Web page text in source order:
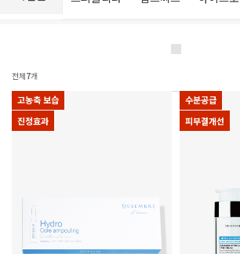
전체7개
고농축 보습
진정효과
수분공급
피부결개선